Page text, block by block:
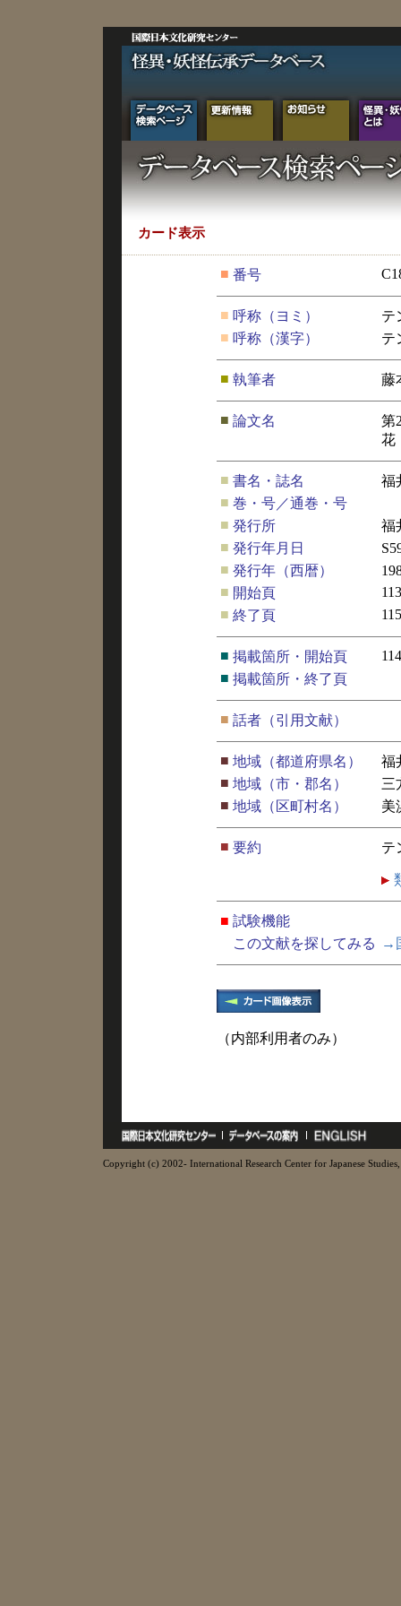
カード表示
■ 番号
■ 呼称（ヨミ）
テ
■ 呼称（漢字） テ
■ 執筆者 藤
■ 論文名
第
花
■ 書名・誌名
福
■ 巻・号／通巻・号
■ 発行所
福
■ 発行年月日
■ 発行年（西暦）
■ 開始頁
113
■ 終了頁 115
■ 掲載箇所・開始頁
114
■ 掲載箇所・終了頁
■ 話者（引用文献）
■ 地域（都道府県名）
福
■ 地域（市・郡名）
三
■ 地域（区町村名） 美
■ 要約 テ
■ 試験機能
この文献を探してみる
→
（内部利用者のみ）
Copyright (c) 2002- International Research Center for Japanese